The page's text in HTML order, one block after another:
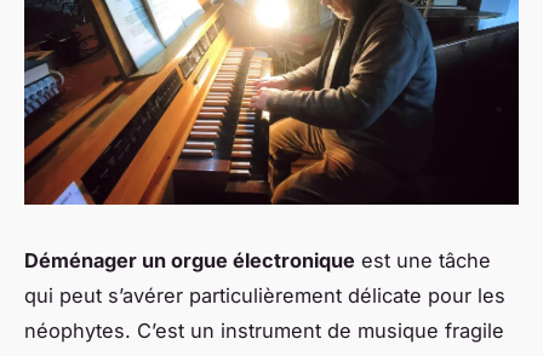
Déménager un orgue électronique est une tâche
qui peut s’avérer particulièrement délicate pour les
néophytes. C’est un instrument de musique fragile